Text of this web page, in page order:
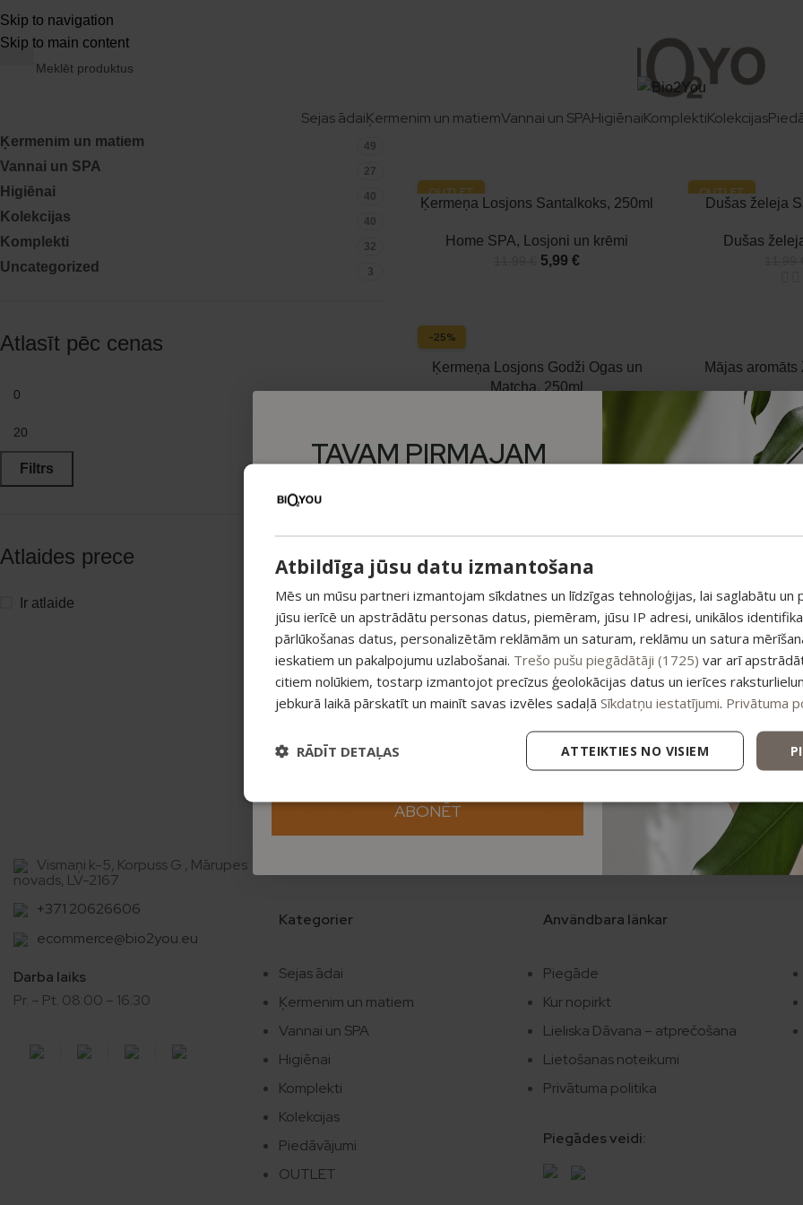
Skip to navigation
Skip to main content
dienās. | 🎁 Pirkumam no 50 € — dāvana 25 € vērtībā! | 📦 Izsūtām nākamajā darba dienā, piegāde 2–4 dienās.
Sejas ādaiĶermenim un matiemVannai un SPAHigiēnaiKomplektiKolekcijas
Home SPA
Kategorijas
29
Ķermenim un matiem 49
Vannai un SPA 27
Higiēnai 40
Kolekcijas 40
Komplekti 32
Uncategorized 3
Atlasīt pēc cenas
Filtrs
Atlaides prece
Ir atlaide
Relaksējies ar aromātu difuzoriem, aromātiskajām svecēm,
aromāti palīdzēs atpūsties, rūpējoties par savu skaistumu un
OUTLET
Ķermeņa Losjons Santalkoks, 250ml
Home SPA, Losjoni un krēmi
5,99 €
OUTLET
Dušas želeja
Dušas
-25%
Ķermeņa Losjons Godži Ogas un
Matcha, 250ml
11,99€ 8,99
Mājas aromāts
Mājas
Spa, 200ml
Skrubji,Home SPA
9,49€ 6,09€
Sojas vaska svece Ziedu dārzs 140
,Home SPA
Sojas vaska
Home
Vismaņi k-5, Korpuss G , Mārupes
novads, LV-2167
+371 20626606
ecommerce@bio2you.eu
Darba laiks
Pr. – Pt. 08:00 – 16:30
Kategorier
Sejas ādai
Ķermenim un matiem
Vannai un SPA
Higiēnai
Komplekti
Kolekcijas
Piedāvājumi
OUTLET
Användbara länkar
Piegāde
Kur nopirkt
Lieliska Dāvana – atprečošana
Lietošanas noteikumi
Privātuma politika
Piegādes veidi:
Atbildīga jūsu datu izmantošana
Mēs un mūsu partneri izmantojam sīkdatnes un līdzīgas tehnoloģijas, lai saglabātu un
jūsu ierīcē un apstrādātu personas datus, piemēram, jūsu IP adresi, unikālos
pārlūkošanas datus, personalizētām reklāmām un saturam, reklāmu un satura
ieskatiem un pakalpojumu uzlabošanai. Trešo pušu piegādātāji (1725) var arī
citiem nolūkiem, tostarp izmantojot precīzus ģeolokācijas datus un ierīces
jebkurā laikā pārskatīt un mainīt savas izvēles sadaļā Sīkdatņu iestatījumi. Privātuma
ATTEIKTIES NO VISIEM
RĀDĪT DETAĻAS
TAVAM PIRMAJAM
PIRKUMAM PAPILDUS
-15% ATLAIDE!
Pieraksties jaunumiem un saņem īpašu
atlaidi savam pirmajam pasūtījumam.
Atlaide summējas ar esošajiem piedāvājumiem
pirkumiem virs 25 €
ABONĒT